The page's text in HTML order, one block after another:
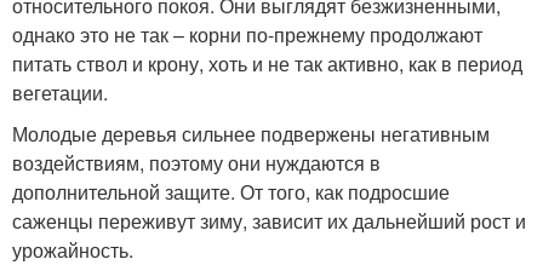
однако это не так – корни по-прежнему продолжают
питать ствол и крону, хоть и не так активно, как в период
вегетации.
Молодые деревья сильнее подвержены негативным
воздействиям, поэтому они нуждаются в
дополнительной защите. От того, как подросшие
саженцы переживут зиму, зависит их дальнейший рост и
урожайность.